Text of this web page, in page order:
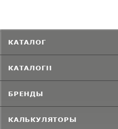
КАТАЛОГ
КАТАЛОГИ
БРЕНДЫ
КАЛЬКУЛЯТОРЫ